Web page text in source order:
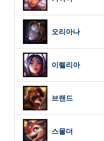
오리아나
이렐리아
브랜드
스몰더